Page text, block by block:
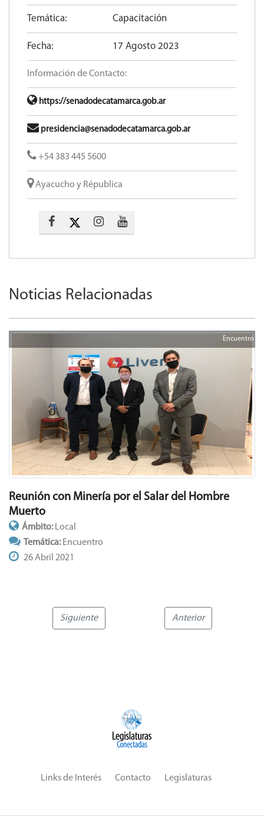
Temática: Capacitación
Fecha: 17 Agosto 2023
Información de Contacto:
https://senadodecatamarca.gob.ar
presidencia@senadodecatamarca.gob.ar
+54 383 445 5600​
Ayacucho y Républica
Noticias Relacionadas
Encuentro
Reunión con Minería por el Salar del Hombre
Muerto
Ámbito:Local
Temática:Encuentro
26 Abril 2021
Siguiente Anterior
Links de Interés Contacto Legislaturas